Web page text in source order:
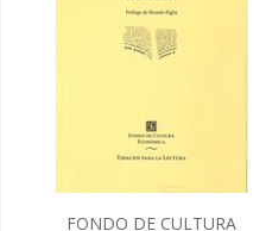
FONDO DE CULTURA